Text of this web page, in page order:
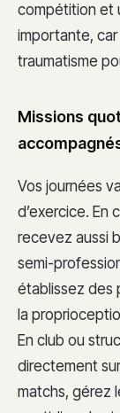
compétition et
importante,
traumatisme
Missions
Vos journées
d’exercice. En
recevez aussi
semi-
établissez des
la
En club ou
directement
matchs, gérez